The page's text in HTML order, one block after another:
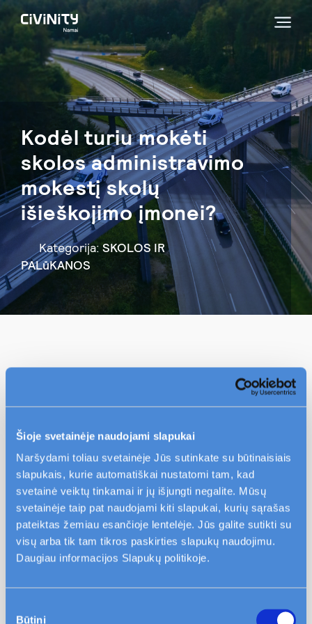
Šioje svetainėje naudojami slapukai
Naršydami toliau svetainėje Jūs sutinkate su būtinaisiais
slapukais, kurie automatiškai nustatomi tam, kad
svetainė veiktų tinkamai ir jų išjungti negalite. Mūsų
svetainėje taip pat naudojami kiti slapukai, kurių sąrašas
pateiktas žemiau esančioje lentelėje. Jūs galite sutikti su
visų arba tik tam tikros paskirties slapukų naudojimu.
Daugiau informacijos Slapukų politikoje.
Būtini
Kodėl turiu mokėti
skolos administravimo
mokestį skolų
išieškojimo įmonei?
Kategorija:SKOLOS IR
PALūKANOS
Skolų išieškojimo įmonė atlieka veiksmus
skolai išieškoti. Skolos administravimo
perdavimo pagal skolos dydį ir yra
nekintantis. Skolos administravimo mokestį
reikia apmokėti skolos išieškojimą
atliekančiai bendrovei.
Kokia tvarka bus išieškoma susidariusi skola ar